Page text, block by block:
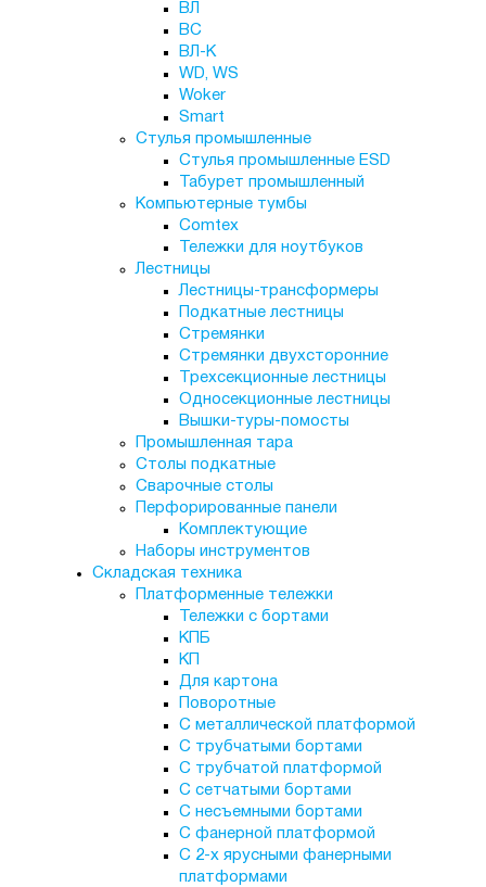
ВЛ
ВС
ВЛ-К
WD, WS
Woker
Smart
Стулья промышленные
Стулья промышленные ESD
Табурет промышленный
Компьютерные тумбы
Comtex
Тележки для ноутбуков
Лестницы
Лестницы-трансформеры
Подкатные лестницы
Стремянки
Стремянки двухсторонние
Трехсекционные лестницы
Односекционные лестницы
Вышки-туры-помосты
Промышленная тара
Столы подкатные
Сварочные столы
Перфорированные панели
Комплектующие
Наборы инструментов
Складская техника
Платформенные тележки
Тележки с бортами
КПБ
КП
Для картона
Поворотные
С металлической платформой
С трубчатыми бортами
С трубчатой платформой
С сетчатыми бортами
С несъемными бортами
С фанерной платформой
С 2-х ярусными фанерными
платформами